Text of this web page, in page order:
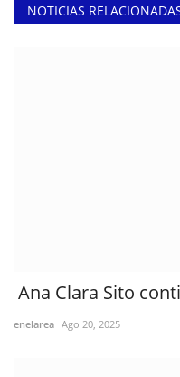
NOTICIAS
Ana Clara Sito
enelarea Ago 20, 2025